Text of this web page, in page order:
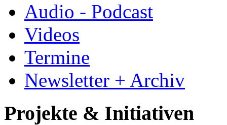
Audio - Podcast
Videos
Termine
Newsletter + Archiv
Projekte & Initiativen